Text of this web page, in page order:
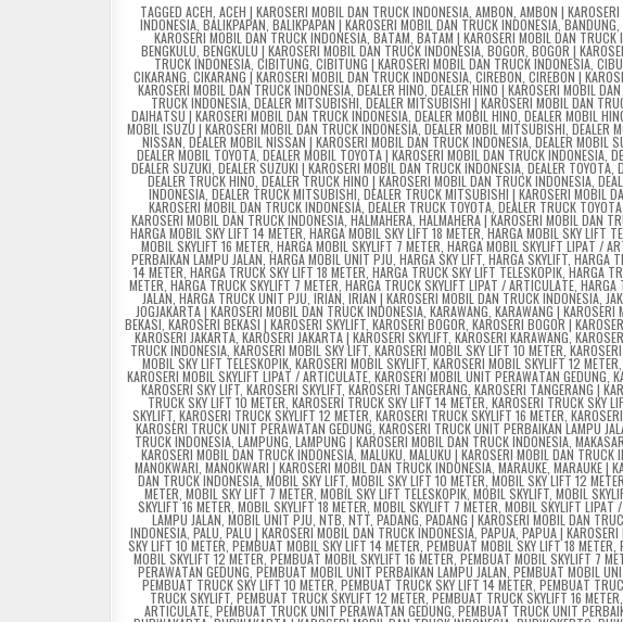
TAGGEDACEH ,ACEH | KAROSERI MOBIL DAN TRUCK INDONESIA ,AMBON ,AMBON |
INDONESIA ,BALIKPAPAN ,BALIKPAPAN | KAROSERI MOBIL DAN TRUCK INDONESIA,BANDUNG
KAROSERI MOBIL DAN TRUCK INDONESIA, BATAM BATAM | KAROSERI MOBIL DAN TRUCK
BENGKULU BENGKULU | KAROSERI MOBIL DAN TRUCK INDONESIA, BOGOR BOGOR |
TRUCK INDONESIA, CIBITUNG CIBITUNG | KAROSERI MOBIL DAN TRUCK INDONESIA,
CIKARANG ,CIKARANG | KAROSERI MOBIL DAN TRUCK INDONESIA ,CIREBON ,CIREBON |
KAROSERI MOBIL DAN TRUCK INDONESIA ,DEALER HINO ,DEALER HINO | KAROSERI MOBIL
TRUCK INDONESIA, DEALER MITSUBISHI DEALER MITSUBISHI | KAROSERI MOBIL DAN
DAIHATSU | KAROSERI MOBIL DAN TRUCK INDONESIA ,DEALER MOBIL HINO ,DEALER MOBIL
MOBIL ISUZU | KAROSERI MOBIL DAN TRUCK INDONESIA, DEALER MOBIL MITSUBISHI DEALER
NISSAN ,DEALER MOBIL NISSAN | KAROSERI MOBIL DAN TRUCK INDONESIA ,DEALER MOBIL
DEALER MOBIL TOYOTA, DEALER MOBIL TOYOTA | KAROSERI MOBIL DAN TRUCK INDONESIA,
DEALER SUZUKI DEALER SUZUKI | KAROSERI MOBIL DAN TRUCK INDONESIA, DEALER TOYOTA,
DEALER TRUCK HINO DEALER TRUCK HINO | KAROSERI MOBIL DAN TRUCK INDONESIA,
INDONESIA, DEALER TRUCK MITSUBISHI DEALER TRUCK MITSUBISHI | KAROSERI MOBIL
KAROSERI MOBIL DAN TRUCK INDONESIA, DEALER TRUCK TOYOTA, DEALER TRUCK
KAROSERI MOBIL DAN TRUCK INDONESIA ,HALMAHERA ,HALMAHERA | KAROSERI MOBIL DAN
HARGA MOBIL SKY LIFT 14 METER HARGA MOBIL SKY LIFT 18 METER ,HARGA MOBIL SKY LIFT
MOBIL SKYLIFT 16 METER HARGA MOBIL SKYLIFT 7 METER HARGA MOBIL SKYLIFT LIPAT /
PERBAIKAN LAMPU JALAN ,HARGA MOBIL UNIT PJU ,HARGA SKY LIFT ,HARGA SKYLIFT ,HARGA
14 METER HARGA TRUCK SKY LIFT 18 METER HARGA TRUCK SKY LIFT TELESKOPIK, HARGA
METER HARGA TRUCK SKYLIFT 7 METER HARGA TRUCK SKYLIFT LIPAT / ARTICULATE, HARGA
JALAN HARGA TRUCK UNIT PJU IRIAN IRIAN | KAROSERI MOBIL DAN TRUCK INDONESIA,
JOGJAKARTA | KAROSERI MOBIL DAN TRUCK INDONESIA, KARAWANG KARAWANG |
BEKASI ,KAROSERI BEKASI | KAROSERI SKYLIFT ,KAROSERI BOGOR ,KAROSERI BOGOR |
KAROSERI JAKARTA, KAROSERI JAKARTA | KAROSERI SKYLIFT, KAROSERI KARAWANG,
TRUCK INDONESIA ,KAROSERI MOBIL SKY LIFT ,KAROSERI MOBIL SKY LIFT 10 METER ,
MOBIL SKY LIFT TELESKOPIK ,KAROSERI MOBIL SKYLIFT ,KAROSERI MOBIL SKYLIFT 12 METER
KAROSERI MOBIL SKYLIFT LIPAT / ARTICULATE ,KAROSERI MOBIL UNIT PERAWATAN GEDUNG ,
KAROSERI SKY LIFT, KAROSERI SKYLIFT, KAROSERI TANGERANG KAROSERI TANGERANG |
TRUCK SKY LIFT 10 METER KAROSERI TRUCK SKY LIFT 14 METER KAROSERI TRUCK SKY
SKYLIFT, KAROSERI TRUCK SKYLIFT 12 METER KAROSERI TRUCK SKYLIFT 16 METER
KAROSERI TRUCK UNIT PERAWATAN GEDUNG ,KAROSERI TRUCK UNIT PERBAIKAN LAMPU
TRUCK INDONESIA, LAMPUNG LAMPUNG | KAROSERI MOBIL DAN TRUCK INDONESIA, MAKASAR
KAROSERI MOBIL DAN TRUCK INDONESIA, MALUKU MALUKU | KAROSERI MOBIL DAN TRUCK
MANOKWARI ,MANOKWARI | KAROSERI MOBIL DAN TRUCK INDONESIA ,MARAUKE ,MARAUKE |
DAN TRUCK INDONESIA, MOBIL SKY LIFT, MOBIL SKY LIFT 10 METER MOBIL SKY LIFT 12 METER
METER MOBIL SKY LIFT 7 METER MOBIL SKY LIFT TELESKOPIK, MOBIL SKYLIFT, MOBIL
SKYLIFT 16 METER ,MOBIL SKYLIFT 18 METER ,MOBIL SKYLIFT 7 METER ,MOBIL SKYLIFT LIPAT
LAMPU JALAN ,MOBIL UNIT PJU ,NTB ,NTT ,PADANG ,PADANG | KAROSERI MOBIL DAN
INDONESIA, PALU ,PALU | KAROSERI MOBIL DAN TRUCK INDONESIA, PAPUA, PAPUA |
SKY LIFT 10 METER PEMBUAT MOBIL SKY LIFT 14 METER PEMBUAT MOBIL SKY LIFT 18 METER
MOBIL SKYLIFT 12 METER ,PEMBUAT MOBIL SKYLIFT 16 METER ,PEMBUAT MOBIL SKYLIFT 7
PERAWATAN GEDUNG PEMBUAT MOBIL UNIT PERBAIKAN LAMPU JALAN PEMBUAT MOBIL
PEMBUAT TRUCK SKY LIFT 10 METER ,PEMBUAT TRUCK SKY LIFT 14 METER ,PEMBUAT
TRUCK SKYLIFT ,PEMBUAT TRUCK SKYLIFT 12 METER ,PEMBUAT TRUCK SKYLIFT 16 METER
ARTICULATE, PEMBUAT TRUCK UNIT PERAWATAN GEDUNG PEMBUAT TRUCK UNIT